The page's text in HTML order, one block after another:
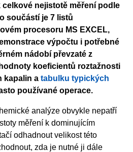
nejistotě měření podle
součástí je 7 listů
procesoru MS EXCEL,
výpočtu i potřebné
nádobí převzaté z
koeficientů roztažnosti
kapalin a tabulku typických
používané operace.
analýze obvykle nepatří
měření k dominujícím
odhadnout velikost této
zda je nutné ji dále